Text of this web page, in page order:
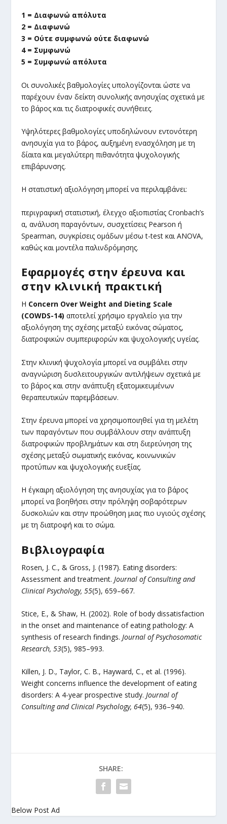
1 = Διαφωνώ απόλυτα
2 = Διαφωνώ
3 = Ούτε συμφωνώ ούτε διαφωνώ
4 = Συμφωνώ
5 = Συμφωνώ απόλυτα
Οι συνολικές βαθμολογίες υπολογίζονται ώστε να
παρέχουν έναν δείκτη συνολικής ανησυχίας σχετικά με
το βάρος και τις διατροφικές συνήθειες.
Υψηλότερες βαθμολογίες υποδηλώνουν εντονότερη
ανησυχία για το βάρος, αυξημένη ενασχόληση με τη
δίαιτα και μεγαλύτερη πιθανότητα ψυχολογικής
επιβάρυνσης.
Η στατιστική αξιολόγηση μπορεί να περιλαμβάνει:
περιγραφική στατιστική, έλεγχο αξιοπιστίας Cronbach’s
α, ανάλυση παραγόντων, συσχετίσεις Pearson ή
Spearman, συγκρίσεις ομάδων μέσω t-test και ANOVA,
καθώς και μοντέλα παλινδρόμησης.
Εφαρμογές στην έρευνα και
στην κλινική πρακτική
Η Concern Over Weight and Dieting Scale
(COWDS-14) αποτελεί χρήσιμο εργαλείο για την
αξιολόγηση της σχέσης μεταξύ εικόνας σώματος,
διατροφικών συμπεριφορών και ψυχολογικής υγείας.
Στην κλινική ψυχολογία μπορεί να συμβάλει στην
αναγνώριση δυσλειτουργικών αντιλήψεων σχετικά με
το βάρος και στην ανάπτυξη εξατομικευμένων
θεραπευτικών παρεμβάσεων.
Στην έρευνα μπορεί να χρησιμοποιηθεί για τη μελέτη
των παραγόντων που συμβάλλουν στην ανάπτυξη
διατροφικών προβλημάτων και στη διερεύνηση της
σχέσης μεταξύ σωματικής εικόνας, κοινωνικών
προτύπων και ψυχολογικής ευεξίας.
Η έγκαιρη αξιολόγηση της ανησυχίας για το βάρος
μπορεί να βοηθήσει στην πρόληψη σοβαρότερων
δυσκολιών και στην προώθηση μιας πιο υγιούς σχέσης
με τη διατροφή και το σώμα.
Βιβλιογραφία
Rosen, J. C., & Gross, J. (1987). Eating disorders:
Assessment and treatment. Journal of Consulting and
Clinical Psychology, 55(5), 659–667.
Stice, E., & Shaw, H. (2002). Role of body dissatisfaction
in the onset and maintenance of eating pathology: A
synthesis of research findings.Journal of Psychosomatic
Research, 53(5), 985–993.
Killen, J. D., Taylor, C. B., Hayward, C., et al. (1996).
Weight concerns influence the development of eating
disorders: A 4-year prospective study.Journal of
Consulting and Clinical Psychology, 64(5), 936–940.
SHARE:
Below Post Ad